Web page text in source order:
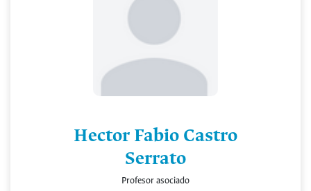
Hector Fabio Castro
Serrato
Profesor asociado